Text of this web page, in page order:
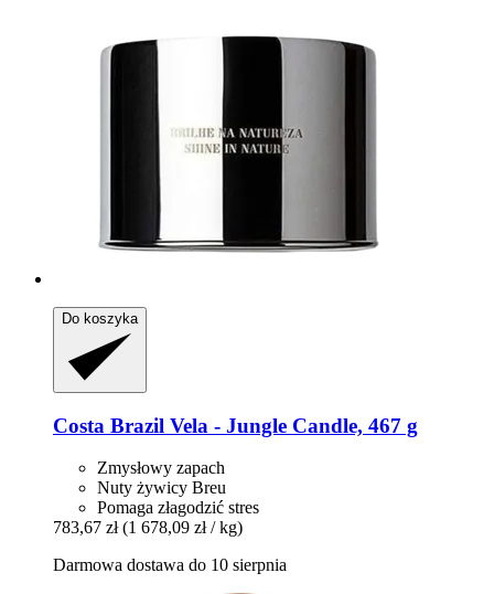
Do koszyka
Costa Brazil Vela -​ Jungle Candle, 467 g
Zmysłowy zapach
Nuty żywicy Breu
Pomaga złagodzić stres
783,67 zł (1 678,09 zł / kg)
Darmowa dostawa do 10 sierpnia